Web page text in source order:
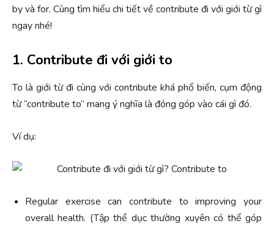
by và for. Cùng tìm hiểu chi tiết về contribute đi với giới từ gì
ngay nhé!
1. Contribute đi với giới to
To là giới từ đi cùng với contribute khá phổ biến, cụm động
từ “contribute to” mang ý nghĩa là đóng góp vào cái gì đó.
Ví dụ:
Regular exercise can contribute to improving your
overall health. (Tập thể dục thường xuyên có thể góp